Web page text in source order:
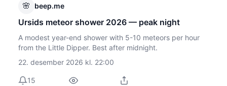
🌸 beep.me
Ursids meteor shower 2026 — peak night
A modest year-end shower with 5-10 meteors per hour
from the Little Dipper. Best after midnight.
22. desember 2026 kl. 22:00
15